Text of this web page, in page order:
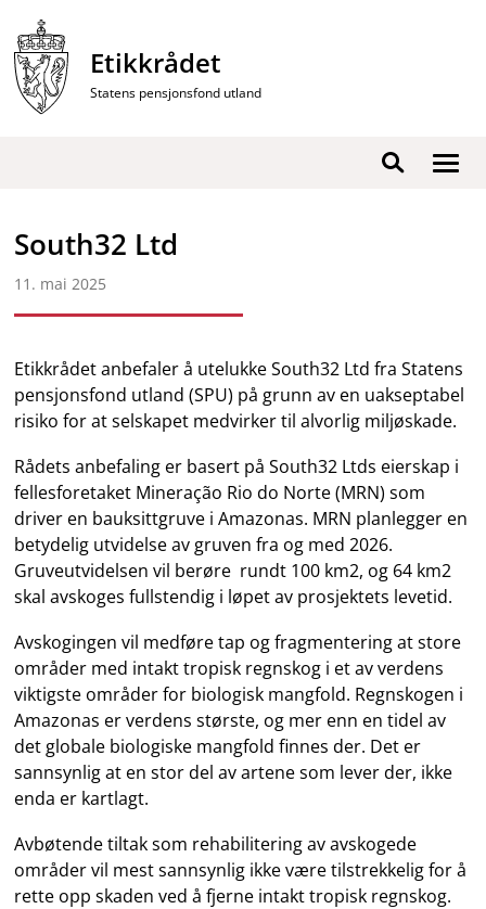
innhold
Etikkrådet
Statens pensjonsfond utland
Vis
Søk
South32 Ltd
11. mai 2025
Etikkrådet anbefaler å utelukke South32 Ltd fra Statens
pensjonsfond utland (SPU) på grunn av en uakseptabel
risiko for at selskapet medvirker til alvorlig miljøskade.
Rådets anbefaling er basert på South32 Ltds eierskap i
fellesforetaket Mineração Rio do Norte (MRN) som
driver en bauksittgruve i Amazonas. MRN planlegger en
betydelig utvidelse av gruven fra og med 2026.
Gruveutvidelsen vil berøre rundt 100 km2, og 64 km2
skal avskoges fullstendig i løpet av prosjektets levetid.
Avskogingen vil medføre tap og fragmentering at store
områder med intakt tropisk regnskog i et av verdens
viktigste områder for biologisk mangfold. Regnskogen i
Amazonas er verdens største, og mer enn en tidel av
det globale biologiske mangfold finnes der. Det er
sannsynlig at en stor del av artene som lever der, ikke
enda er kartlagt.
Avbøtende tiltak som rehabilitering av avskogede
områder vil mest sannsynlig ikke være tilstrekkelig for å
rette opp skaden ved å fjerne intakt tropisk regnskog.